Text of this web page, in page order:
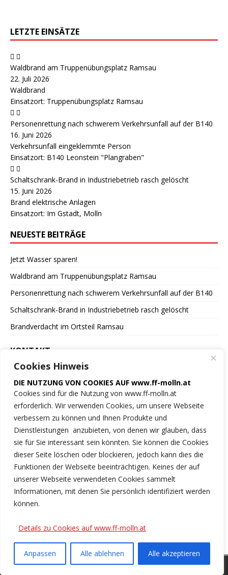
Cookies Hinweis
DIE NUTZUNG VON COOKIES AUF www.ff-molln.at
Cookies sind für die Nutzung von www.ff-molln.at
erforderlich. Wir verwenden Cookies, um unsere Webseite
verbessern zu können und Ihnen Produkte und
Dienstleistungen anzubieten, von denen wir glauben, dass
sie für Sie interessant sein könnten. Sie können die Cookies
dieser Seite löschen oder blockieren, jedoch kann dies die
Funktionen der Webseite beeinträchtigen. Keines der auf
unserer Webseite verwendeten Cookies sammelt
Informationen, mit denen Sie persönlich identifiziert werden
können.
Details zu Cookies auf www.ff-molln.at
Anpassen Alle ablehnen Alle akzeptieren
LETZTE EINSÄTZE
Waldbrand am Truppenübungsplatz Ramsau
22. Juli 2026
Waldbrand
Einsatzort: Truppenübungsplatz Ramsau
Personenrettung nach schwerem Verkehrsunfall auf der B140
16. Juni 2026
Verkehrsunfall eingeklemmte Person
Einsatzort: B140 Leonstein "Plangraben"
Schaltschrank-Brand in Industriebetrieb rasch gelöscht
15. Juni 2026
Brand elektrische Anlagen
Einsatzort: Im Gstadt, Molln
NEUESTE BEITRÄGE
Jetzt Wasser sparen!
Waldbrand am Truppenübungsplatz Ramsau
Personenrettung nach schwerem Verkehrsunfall auf der B140
Schaltschrank-Brand in Industriebetrieb rasch gelöscht
Brandverdacht im Ortsteil Ramsau
KONTAKT
der Marktgemeinde Molln
Feuerwehrstrasse 1
4591 Molln
Tel.: 07584/2222
ff-molln@ki.ooelfv.at
Copyright © 2026 | WordPress Theme vonMH Themes